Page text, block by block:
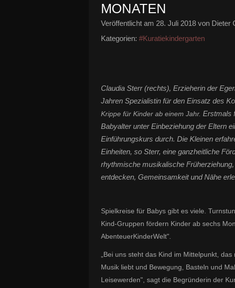
MONATEN
Veröffentlicht am 28. Juli 2018 von Dieter
Kategorien: #Kuratiekindergarten
Claudia Sterr (rechts), Erzieherin der
Jahren Spezialistin für den Einsatz des
Krippe für Kinder ab einem Jahr. Erstmals
Babyalter unter Einbeziehung der Eltern
Einführungskurs durch. Die Kleinen
Einheiten, so Sterr, eine ganzheitliche
rhythmische musikalische
entdecken, Gemeinsamkeit und Nähe
Spielkreise für Babys gibt es viele.
Kind-Gruppen fördern Kinder ab sechs
AbenteuerKinderWelt".
„Bei uns steht das Kind im Mittelpunkt,
Musik liebt und Bewegung, Basteln und
Leisewerden", sagt die Begründerin der